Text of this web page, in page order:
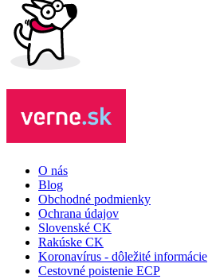
O nás
Blog
Obchodné podmienky
Ochrana údajov
Slovenské CK
Rakúske CK
Koronavírus - dôležité informácie
Cestovné poistenie ECP